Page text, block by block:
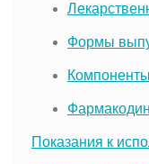
Формы
Компоненты
Показания к